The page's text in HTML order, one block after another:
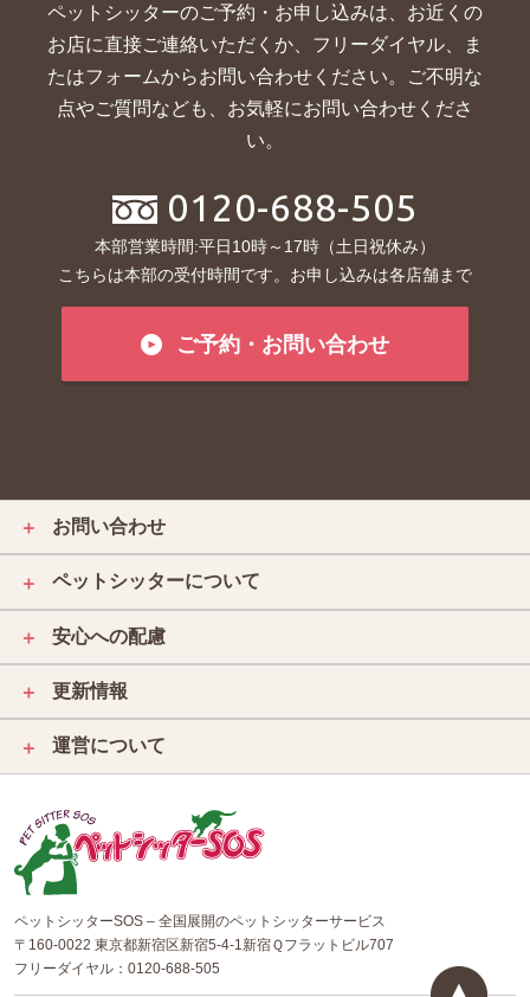
ペットシッターのご予約・お申し込みは、お近くの
お店に直接ご連絡いただくか、 フリーダイヤル、ま
たはフォームからお問い合わせください。ご不明な
点やご質問なども、お気軽にお問い合わせくださ
い。
0120-688-505
本部営業時間:平日10時～17時（土日祝休み）
こちらは本部の受付時間です。お申し込みは各店舗まで
ご予約・お問い合わせ
＋ お問い合わせ
＋ ペットシッターについて
＋ 安心への配慮
＋ 更新情報
＋ 運営について
ペットシッターSOS – 全国展開のペットシッターサービス
〒160-0022 東京都新宿区新宿5-4-1新宿Ｑフラットビル707
フリーダイヤル： 0120-688-505